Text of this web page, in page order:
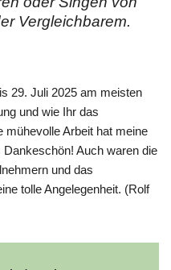
Vergleichbarem.
29. Juli 2025 am meisten
und wie Ihr das
mühevolle Arbeit hat meine
Auch waren die
und das
tolle Angelegenheit. (Rolf